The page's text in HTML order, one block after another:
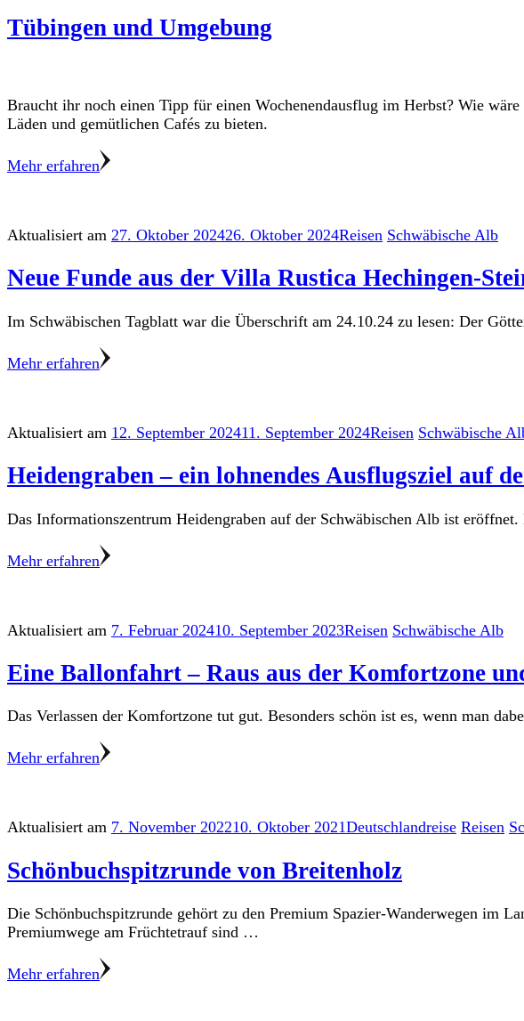
Tübingen und Umgebung
Braucht ihr noch einen Tipp für einen Wochenendausflug im Herbst? Wie
Läden und gemütlichen Cafés zu bieten.
Mehr erfahren
Aktualisiert am 27. Oktober 202426. Oktober 2024Reisen Schwäbische Alb
Neue Funde aus der Villa Rustica Hechingen-
Im Schwäbischen Tagblatt war die Überschrift am 24.10.24 zu lesen: Der
Mehr erfahren
Aktualisiert am 12. September 202411. September 2024Reisen Schwäbische
Heidengraben – ein lohnendes Ausflugsziel auf
Das Informationszentrum Heidengraben auf der Schwäbischen Alb ist
Mehr erfahren
Aktualisiert am 7. Februar 202410. September 2023Reisen Schwäbische Alb
Eine Ballonfahrt – Raus aus der Komfortzone
Das Verlassen der Komfortzone tut gut. Besonders schön ist es, wenn man
Mehr erfahren
Aktualisiert am 7. November 202210. Oktober 2021Deutschlandreise Reisen
Schönbuchspitzrunde von Breitenholz
Die Schönbuchspitzrunde gehört zu den Premium Spazier-Wanderwegen im
Premiumwege am Früchtetrauf sind …
Mehr erfahren